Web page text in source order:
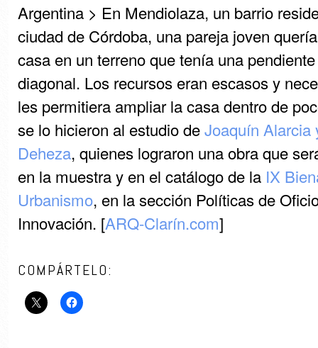
Argentina > En Mendiolaza, un barrio
ciudad de Córdoba, una pareja joven
casa en un terreno que tenía una
diagonal. Los recursos eran escasos y
les permitiera ampliar la casa dentro de
se lo hicieron al estudio deJoaquín Alarcia
Deheza, quienes lograron una obra que
en la muestra y en el catálogo de la IX
Urbanismo, en la sección Políticas de
Innovación. [ARQ-Clarín.com]
COMPÁRTELO: